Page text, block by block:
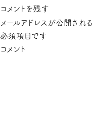
コメントを残す
メールアドレスが公開される
必須項目です
コメント